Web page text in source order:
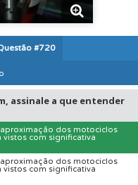
#720
assinale a que entender
dos motociclos
vistos com significativa
dos motociclos
vistos com significativa